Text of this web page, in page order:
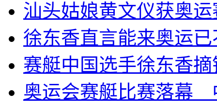
汕头姑娘黄文仪获奥
徐东香直言能来奥运
赛艇中国选手徐东香
奥运会赛艇比赛落幕